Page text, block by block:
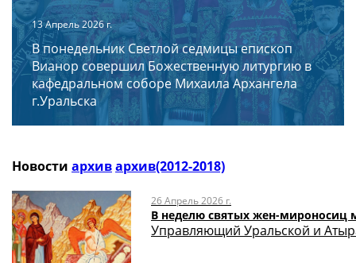
13 Апрель 2026 г.
В понедельник Светлой седмицы епископ
Вианор совершил Божественную литургию в
кафедральном соборе Михаила Архангела
г.Уральска
Новости архивархив(2012-2018)
26 Апрель 2026 г.
В неделю святых жен-мироносиц
Управляющий Уральской и